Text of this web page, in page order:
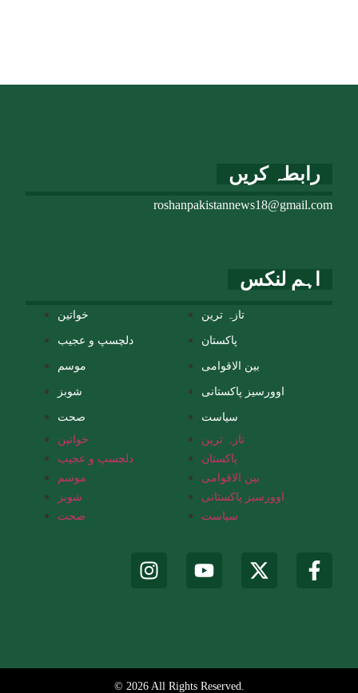
اہم لنکس
خواتین
دلچسپ و عجیب
موسم
شوبز
صحت
تازہ ترین
پاکستان
بین الاقوامی
اوورسیز پاکستانی
سیاست
خواتین
دلچسپ و عجیب
موسم
شوبز
صحت
تازہ ترین
پاکستان
بین الاقوامی
اوورسیز پاکستانی
سیاست
رابطہ کریں
roshanpakistannews18@gmail.com
© 2026 All Rights Reserved.